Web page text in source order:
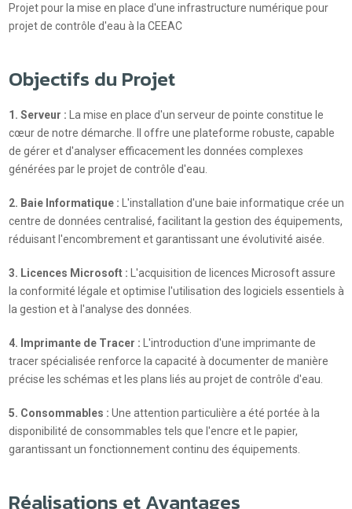
Projet pour la mise en place d'une infrastructure numérique pour
projet de contrôle d'eau à la CEEAC
Objectifs du Projet
1. Serveur : La mise en place d'un serveur de pointe constitue le
cœur de notre démarche. Il offre une plateforme robuste, capable
de gérer et d'analyser efficacement les données complexes
générées par le projet de contrôle d'eau.
2. Baie Informatique : L'installation d'une baie informatique crée un
centre de données centralisé, facilitant la gestion des équipements,
réduisant l'encombrement et garantissant une évolutivité aisée.
3. Licences Microsoft : L'acquisition de licences Microsoft assure
la conformité légale et optimise l'utilisation des logiciels essentiels à
la gestion et à l'analyse des données.
4. Imprimante de Tracer : L'introduction d'une imprimante de
tracer spécialisée renforce la capacité à documenter de manière
précise les schémas et les plans liés au projet de contrôle d'eau.
5. Consommables : Une attention particulière a été portée à la
disponibilité de consommables tels que l'encre et le papier,
garantissant un fonctionnement continu des équipements.
Réalisations et Avantages